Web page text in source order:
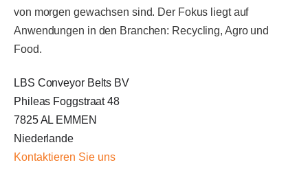
von morgen gewachsen sind. Der Fokus liegt auf
Anwendungen in den Branchen: Recycling, Agro und
Food.
LBS Conveyor Belts BV
Phileas Foggstraat 48
7825 AL EMMEN
Niederlande
Kontaktieren Sie uns